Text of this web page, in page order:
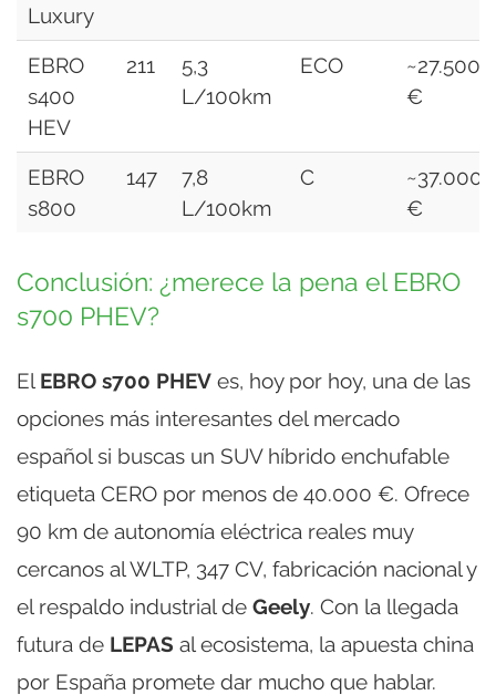
Luxury
EBRO
s400
HEV
211
5,3
L/100km
ECO
~27.500
€
EBRO
s800
147
7,8
L/100km
C
~37.000
€
Conclusión: ¿merece la pena el EBRO
s700 PHEV?
El EBRO s700 PHEV es, hoy por hoy, una de las
opciones más interesantes del mercado
español si buscas un SUV híbrido enchufable
etiqueta CERO por menos de 40.000 €. Ofrece
90 km de autonomía eléctrica reales muy
cercanos al WLTP, 347 CV, fabricación nacional y
el respaldo industrial de Geely. Con la llegada
futura de LEPAS al ecosistema, la apuesta china
por España promete dar mucho que hablar.